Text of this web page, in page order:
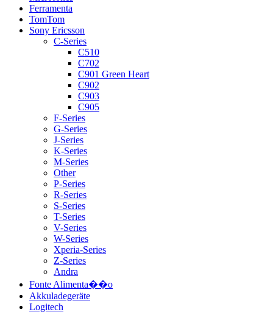
Ferramenta
TomTom
Sony Ericsson
C-Series
C510
C702
C901 Green Heart
C902
C903
C905
F-Series
G-Series
J-Series
K-Series
M-Series
Other
P-Series
R-Series
S-Series
T-Series
V-Series
W-Series
Xperia-Series
Z-Series
Andra
Fonte Alimenta��o
Akkuladegeräte
Logitech